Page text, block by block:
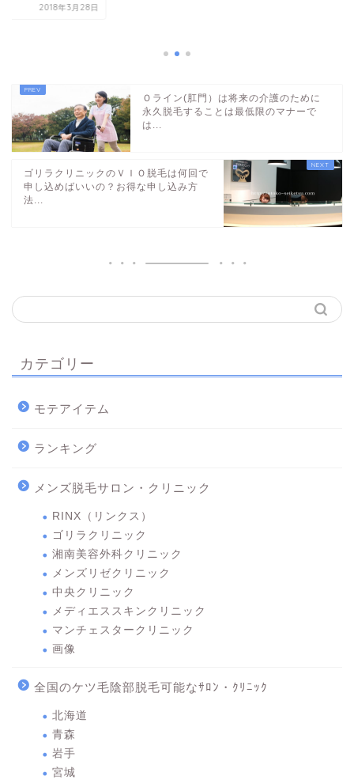
2018年3月28日
Ｏライン(肛門）は将来の介護のために
永久脱毛することは最低限のマナーで
は...
ゴリラクリニックのＶＩＯ脱毛は何回で
申し込めばいいの？お得な申し込み方
法...
カテゴリー
モテアイテム
ランキング
メンズ脱毛サロン・クリニック
RINX（リンクス）
ゴリラクリニック
湘南美容外科クリニック
メンズリゼクリニック
中央クリニック
メディエススキンクリニック
マンチェスタークリニック
画像
全国のケツ毛陰部脱毛可能なｻﾛﾝ・ｸﾘﾆｯｸ
北海道
青森
岩手
宮城